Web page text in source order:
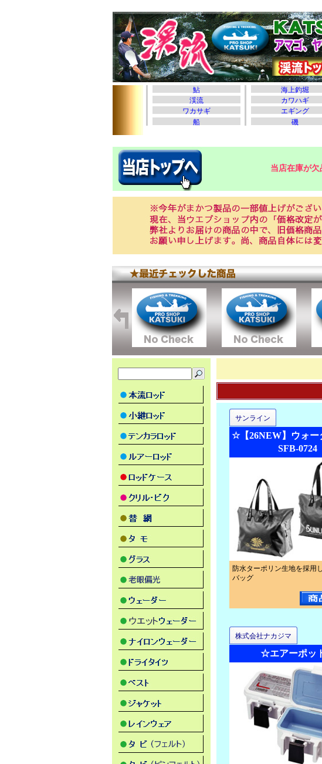
当店在庫が欠
サンライン
☆【26NEW】ウォ
SFB-0724
防水ターポリン生地を採用
バッグ
株式会社ナカジマ
☆エアーポッ